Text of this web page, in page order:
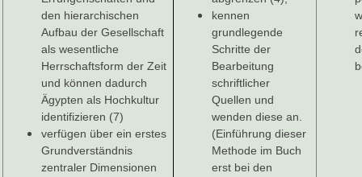
den hierarchischen
Aufbau der Gesellschaft
als wesentliche
Herrschaftsform der Zeit
und können dadurch
Ägypten als Hochkultur
identifizieren (7)
verfügen über ein erstes
Grundverständnis
zentraler Dimensionen
kennen
grundlegende
Schritte der
Bearbeitung
schriftlicher
Quellen und
wenden diese an.
(Einführung dieser
Methode im Buch
erst bei den